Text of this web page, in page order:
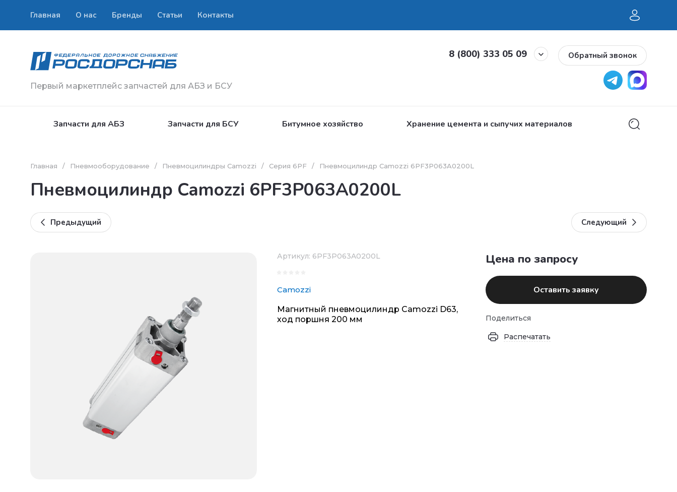
Главная О нас Бренды Статьи Контакты
Первый маркетплейс запчастей для АБЗ и БСУ
8 (800) 333 05 09 Обратный звонок
Запчасти для АБЗ Запчасти для БСУ Битумное хозяйство Хранение цемента и сыпучих материалов Горелки и
Главная / Пневмооборудование / Пневмоцилиндры Camozzi / Серия 6PF / Пневмоцилиндр Camozzi 6PF3P063A0200L
Пневмоцилиндр Camozzi 6PF3P063A0200L
Предыдущий Следующий
Артикул: 6PF3P063A0200L
Camozzi
Магнитный пневмоцилиндр Camozzi D63,
ход поршня 200 мм
Цена по запросу
Оставить заявку
Поделиться
Распечатать